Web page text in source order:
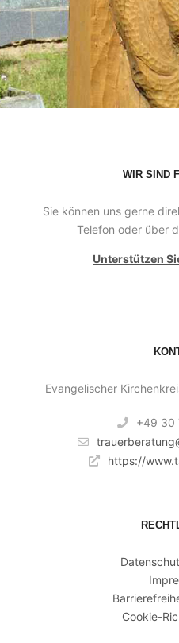
WIR SIND
Sie können uns gerne
Telefon oder über
Unterstützen
Evangelischer
+49 30
https://
Cookie-